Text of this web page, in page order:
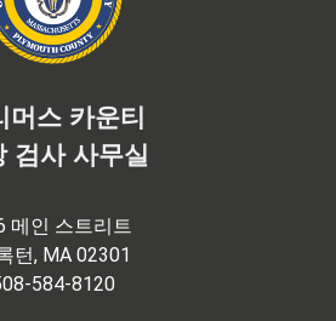
머스 카운티
검사 사무실
메인 스트리트
턴, MA 02301
584-8120